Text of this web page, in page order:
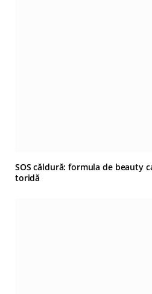
SOS căldură: formula de beauty
toridă